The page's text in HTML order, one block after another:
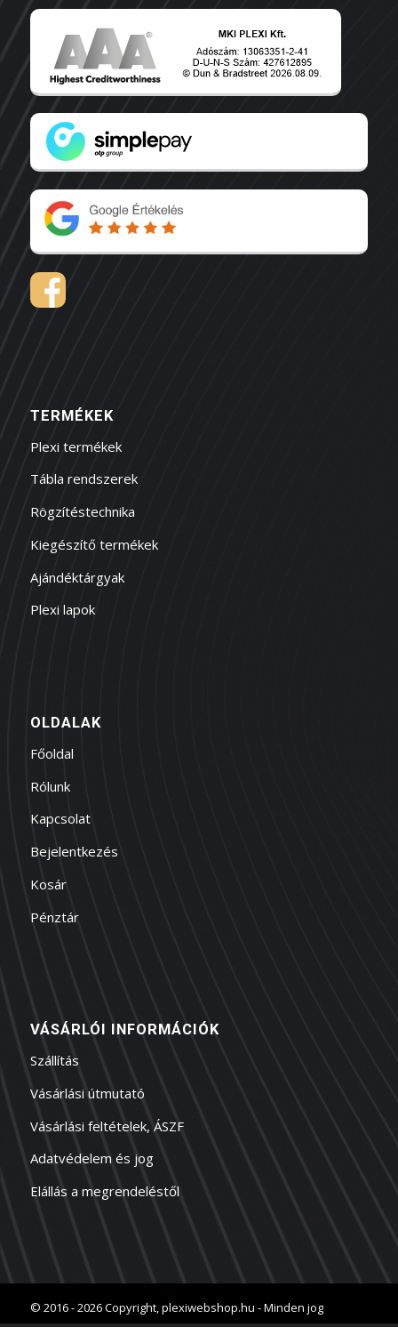
TERMÉKEK
Plexi termékek
Tábla rendszerek
Rögzítéstechnika
Kiegészítő termékek
Ajándéktárgyak
Plexi lapok
OLDALAK
Főoldal
Rólunk
Kapcsolat
Bejelentkezés
Kosár
Pénztár
VÁSÁRLÓI INFORMÁCIÓK
Szállítás
Vásárlási útmutató
Vásárlási feltételek, ÁSZF
Adatvédelem és jog
Elállás a megrendeléstől
© 2016 - 2026 Copyright, plexiwebshop.hu - Minden jog